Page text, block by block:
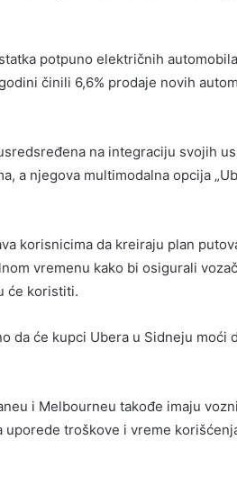
potpuno električnih
činili 6,6% prodaje novih
na integraciju svojih
a njegova multimodalna opcija
korisnicima da kreiraju plan
vremenu kako bi osigurali
će koristiti.
da će kupci Ubera u Sidneju moći
i Melbourneu takođe imaju
uporede troškove i vreme